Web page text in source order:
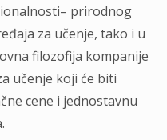
prirodnog
za učenje, tako i u
filozofija kompanije
učenje koji će biti
cene i jednostavnu